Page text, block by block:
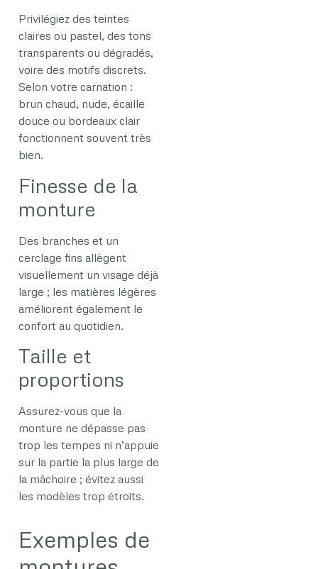
Privilégiez des teintes
claires ou pastel, des tons
transparents ou dégradés,
voire des motifs discrets.
Selon votre carnation :
brun chaud, nude, écaille
douce ou bordeaux clair
fonctionnent souvent très
bien.
Finesse de la
monture
Des branches et un
cerclage fins allègent
visuellement un visage déjà
large ; les matières légères
améliorent également le
confort au quotidien.
Taille et
proportions
Assurez-vous que la
monture ne dépasse pas
trop les tempes ni n’appuie
sur la partie la plus large de
la mâchoire ; évitez aussi
les modèles trop étroits.
Exemples de